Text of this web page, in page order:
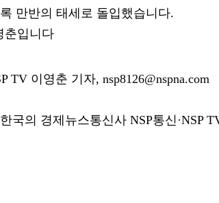
만반의 태세로 돌입했습니다.
춘입니다
TV 이영춘 기자, nsp8126@nspna.com
국의 경제뉴스통신사 NSP통신·NSP